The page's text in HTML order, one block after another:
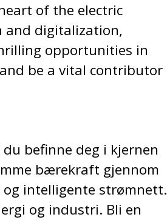
of the electric
and digitalization,
opportunities in
be a vital contributor
befinne deg i kjernen
bærekraft gjennom
intelligente strømnett.
og industri. Bli en